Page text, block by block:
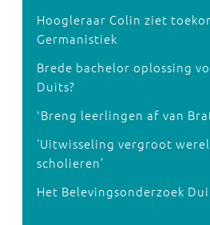
Hoogleraar Colin ziet
Germanistiek
Brede bachelor oplossing
Duits?
'Breng leerlingen af van
‘Uitwisseling vergroot
scholieren’
Het Belevingsonderzoek